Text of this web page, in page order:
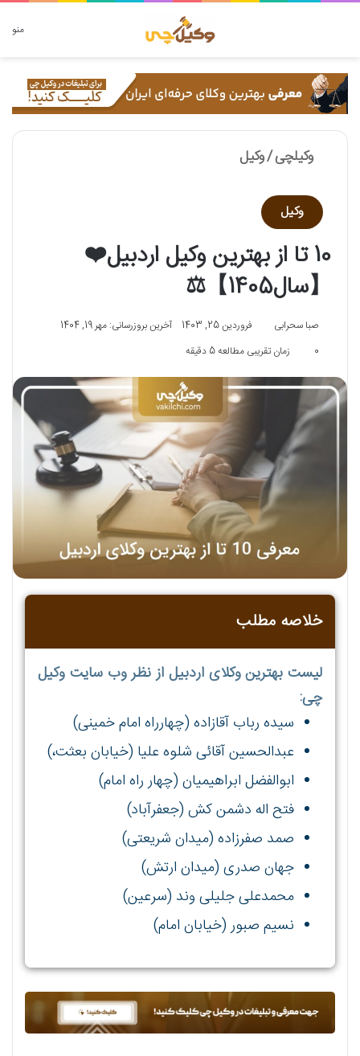
منو دنبال چه چیزی هستید؟
وکیلچی/وکیل
وکیل
10 تا از بهترین وکیل اردبیل❤️
【سال1405】⚖️
صبا سحرابی فروردین 25, 1403
آخرین بروزرسانی: مهر 19, 1404
0
زمان تقریبی مطالعه 5 دقیقه
خلاصه مطلب
لیست بهترین وکلای اردبیل از نظر وب سایت وکیل
چی:
سیده رباب آقازاده (چهارراه امام خمینی)
عبدالحسین آقائی شلوه علیا (خیابان بعثت،)
ابوالفضل ابراهیمیان (چهار راه امام)
فتح اله دشمن کش (جعفرآباد)
صمد صفرزاده (میدان شریعتی)
جهان صدری (میدان ارتش)
محمدعلی جلیلی وند (سرعین)
نسیم صبور (خیابان امام)